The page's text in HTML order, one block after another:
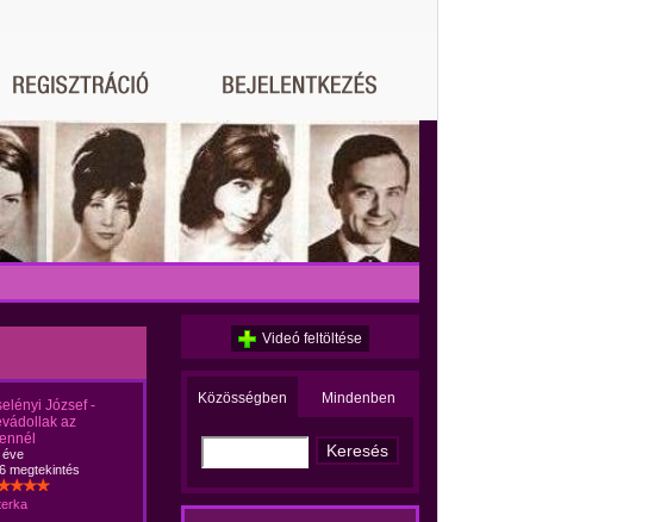
József -
az
éve
megtekintés
Videó feltöltése
Közösségben Mindenben